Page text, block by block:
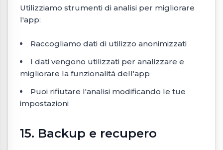
Utilizziamo strumenti di analisi per migliorare
l'app:
Raccogliamo dati di utilizzo anonimizzati
I dati vengono utilizzati per analizzare e
migliorare la funzionalità dell'app
Puoi rifiutare l'analisi modificando le tue
impostazioni
15. Backup e recupero